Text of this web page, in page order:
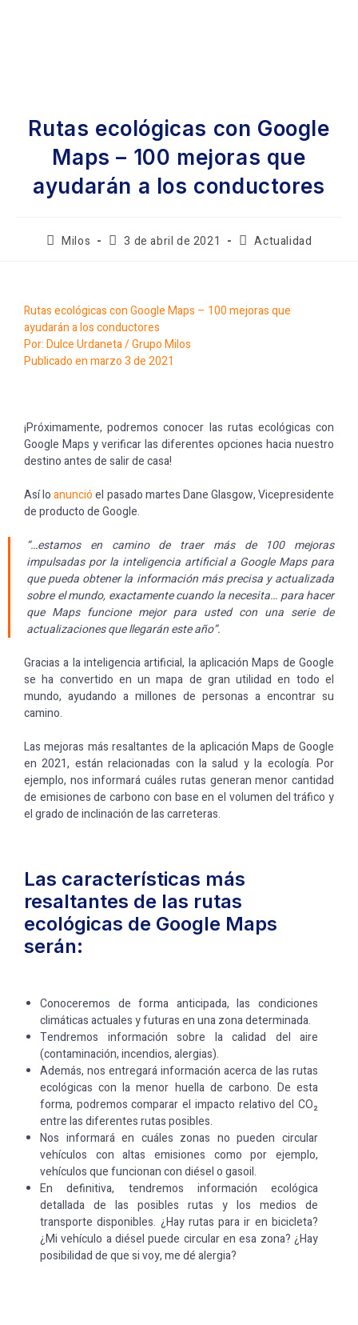
Rutas ecológicas con Google
Maps – 100 mejoras que
ayudarán a los conductores
Milos 3 de abril de 2021 Actualidad
Rutas ecológicas con Google Maps – 100 mejoras que
ayudarán a los conductores
Por: Dulce Urdaneta / Grupo Milos
Publicado en marzo 3 de 2021
¡Próximamente, podremos conocer las rutas ecológicas con
Google Maps y verificar las diferentes opciones hacia nuestro
destino antes de salir de casa!
Así loanuncióel pasado martes Dane Glasgow, Vicepresidente
de producto de Google.
“…estamos en camino de traer más de 100 mejoras
impulsadas por la inteligencia artificial a Google Maps para
que pueda obtener la información más precisa y actualizada
sobre el mundo, exactamente cuando la necesita… para hacer
que Maps funcione mejor para usted con una serie de
actualizaciones que llegarán este año”.
Gracias a la inteligencia artificial, la aplicación Maps de Google
se ha convertido en un mapa de gran utilidad en todo el
mundo, ayudando a millones de personas a encontrar su
camino.
Las mejoras más resaltantes de la aplicación Maps de Google
en 2021, están relacionadas con la salud y la ecología. Por
ejemplo, nos informará cuáles rutas generan menor cantidad
de emisiones de carbono con base en el volumen del tráfico y
el grado de inclinación de las carreteras.
Las características más
resaltantes de las rutas
ecológicas de Google Maps
serán:
Conoceremos de forma anticipada, las condiciones
climáticas actuales y futuras en una zona determinada.
Tendremos información sobre la calidad del aire
(contaminación, incendios, alergias).
Además, nos entregará información acerca de las rutas
ecológicas con la menor huella de carbono. De esta
forma, podremos comparar el impacto relativo del CO₂
entre las diferentes rutas posibles.
Nos informará en cuáles zonas no pueden circular
vehículos con altas emisiones como por ejemplo,
vehículos que funcionan con diésel o gasoil.
En definitiva, tendremos información ecológica
detallada de las posibles rutas y los medios de
transporte disponibles. ¿Hay rutas para ir en bicicleta?
¿Mi vehículo a diésel puede circular en esa zona? ¿Hay
posibilidad de que si voy, me dé alergia?